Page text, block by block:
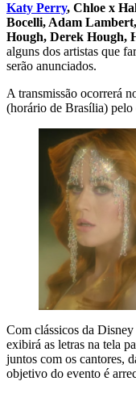
Katy Perry, Chloe x
Bocelli, Adam
Hough, Derek Hough,
alguns dos artistas que
serão anunciados.
A transmissão ocorrerá
(horário de Brasília) pelo
Com clássicos da
exibirá as letras na tela
juntos com os cantores,
objetivo do evento é